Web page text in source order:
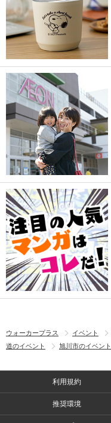
ウォーカープラス イベント
道のイベント
旭川市のイベント
利用規約
推奨環境